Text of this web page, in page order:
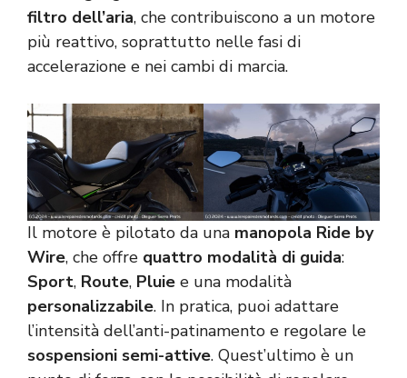
filtro dell’aria, che contribuiscono a un motore
più reattivo, soprattutto nelle fasi di
accelerazione e nei cambi di marcia.
Il motore è pilotato da una manopola Ride by
Wire, che offre quattro modalità di guida:
Sport, Route, Pluie e una modalità
personalizzabile. In pratica, puoi adattare
l’intensità dell’anti-patinamento e regolare le
sospensioni semi-attive. Quest’ultimo è un